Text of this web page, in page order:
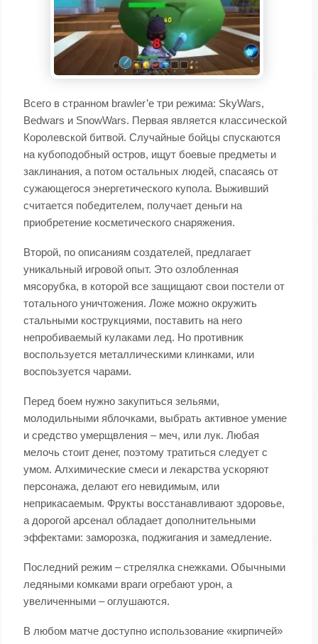
Всего в странном brawler’е три режима: SkyWars,
Bedwars и SnowWars. Первая является классической
Королевской битвой. Случайные бойцы спускаются
на кубоподобный остров, ищут боевые предметы и
заклинания, а потом остальных людей, спасаясь от
сужающегося энергетического купола. Выживший
считается победителем, получает деньги на
приобретение косметического снаряжения.
Второй, по описаниям создателей, предлагает
уникальный игровой опыт. Это озлобленная
мясорубка, в которой все защищают свои постели от
тотального уничтожения. Ложе можно окружить
стальными кострукциями, поставить на него
непробиваемый кулаками лед. Но противник
воспользуется металлическими клинками, или
воспоьзуется чарами.
Перед боем нужно закупиться зельями,
молодильными яблочками, выбрать активное умение
и средство умерщвления – меч, или лук. Любая
мелочь стоит денег, поэтому тратиться следует с
умом. Алхимические смеси и лекарства ускоряют
персонажа, делают его невидимым, или
неприкасаемым. Фрукты восстанавливают здоровье,
а дорогой арсенал обладает дополнительными
эффектами: заморозка, поджигания и замедление.
Последний режим – стрелялка снежками. Обычными
ледяными комками враги огребают урон, а
увеличенными – оглушаются.
В любом матче доступно использование «кирпичей»